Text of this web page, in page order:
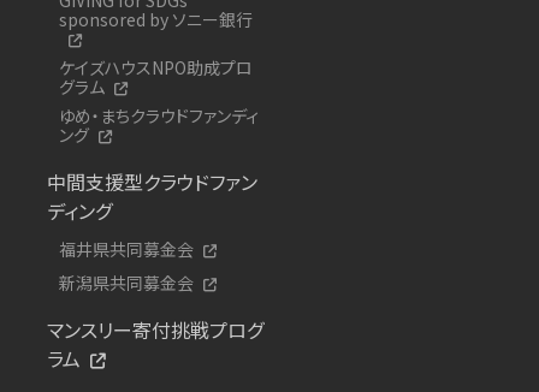
sponsored by ソニー銀行
ケイズハウスNPO助成プロ
グラム
ゆめ・まちクラウドファンディ
ング
中間支援型クラウドファン
ディング
福井県共同募金会
新潟県共同募金会
マンスリー寄付挑戦プログ
ラム